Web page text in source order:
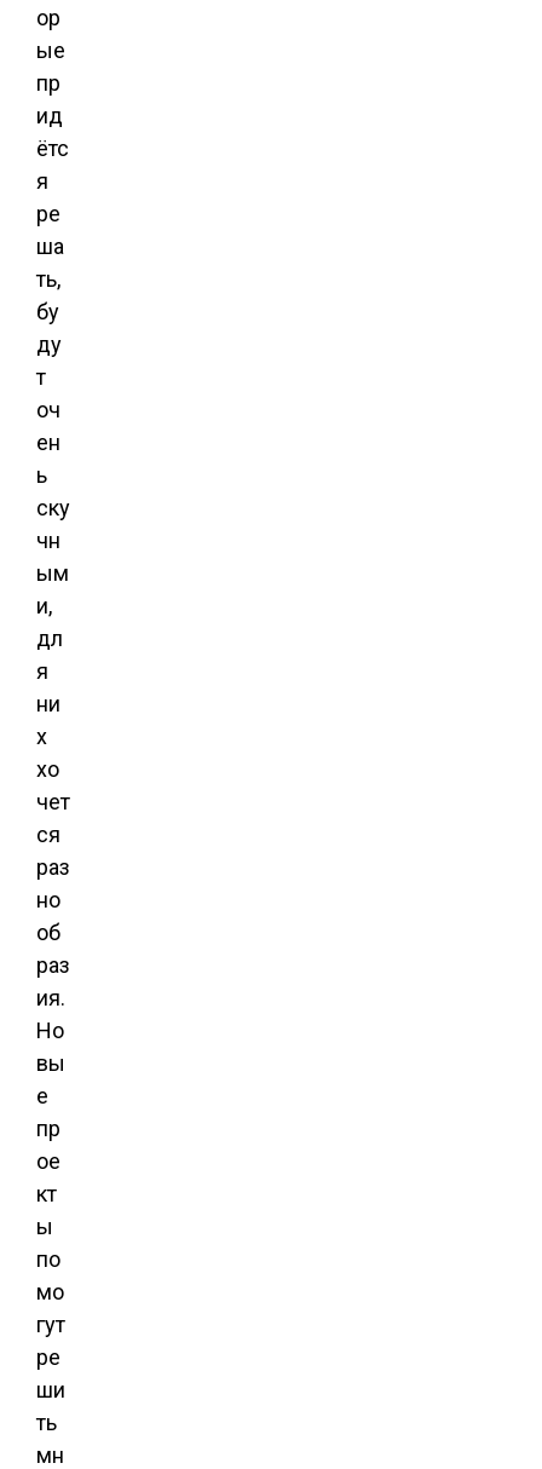
ор
ые
пр
ид
ётс
я
ре
ша
ть,
бу
ду
т
оч
ен
ь
ску
чн
ым
и,
дл
я
ни
х
хо
чет
ся
раз
но
об
раз
ия.
Но
вы
е
пр
ое
кт
ы
по
мо
гут
ре
ши
ть
мн